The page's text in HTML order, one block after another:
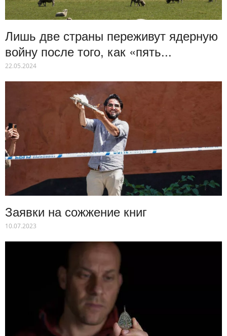
Лишь две страны переживут ядерную
войну после того, как «пять...
22.05.2024
Заявки на сожжение книг
10.07.2023